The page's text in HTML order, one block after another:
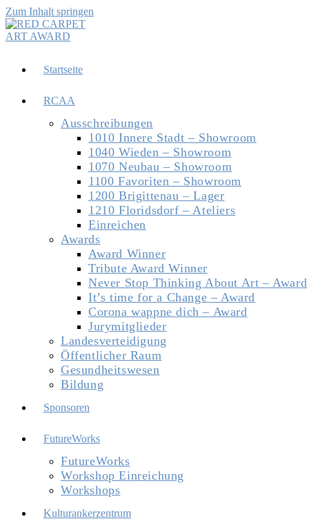
Zum Inhalt springen
Startseite
RCAA
Ausschreibungen
1010 Innere Stadt – Showroom
1040 Wieden – Showroom
1070 Neubau – Showroom
1100 Favoriten – Showroom
1200 Brigittenau – Lager
1210 Floridsdorf – Ateliers
Einreichen
Awards
Award Winner
Tribute Award Winner
Never Stop Thinking About Art – Award
It’s time for a Change – Award
Corona wappne dich – Award
Jurymitglieder
Landesverteidigung
Öffentlicher Raum
Gesundheitswesen
Bildung
Sponsoren
FutureWorks
FutureWorks
Workshop Einreichung
Workshops
Kulturankerzentrum